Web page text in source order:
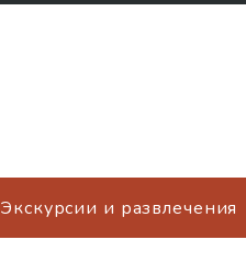
Экскурсии и развлечения